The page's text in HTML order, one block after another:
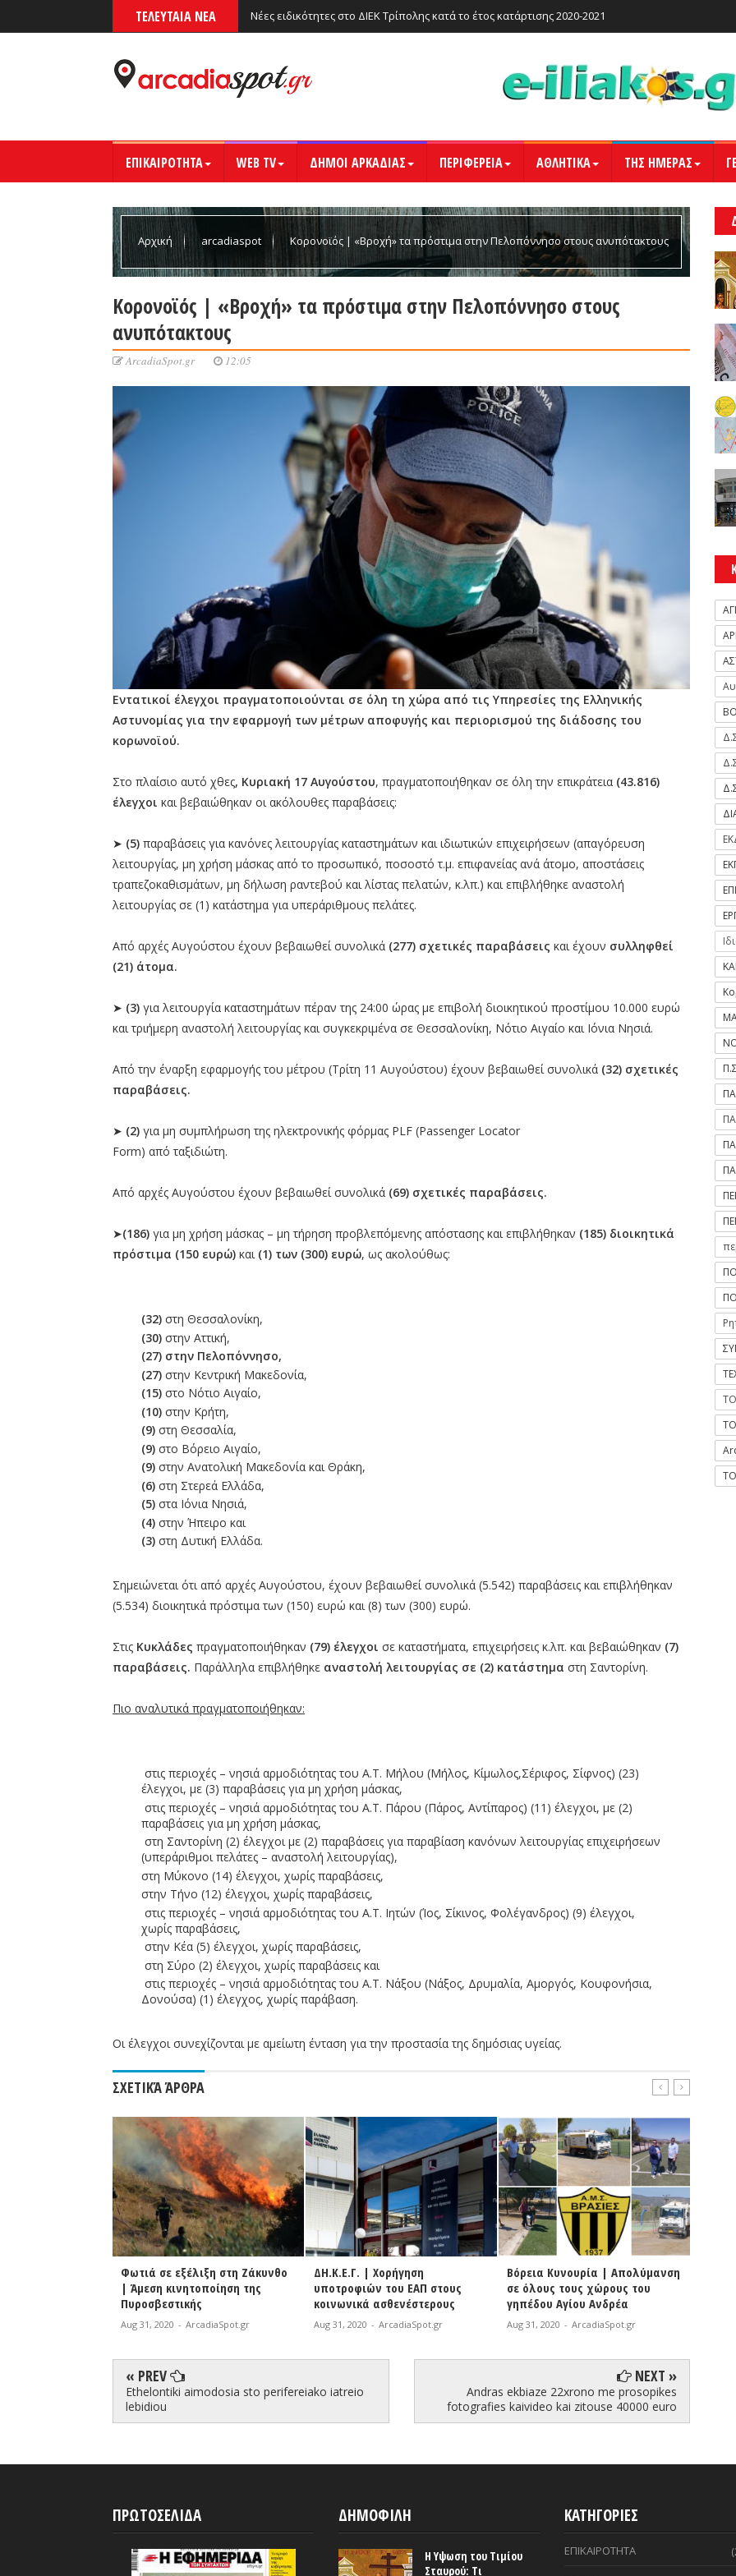
ΤΕΛΕΥΤΑΙΑ ΝΕΑ Νέες ειδικότητες στο ΔΙΕΚ Τρίπολης κατά το έτος κατάρτισης 2020-2021
ΕΠΙΚΑΙΡΟΤΗΤΑ WEB TV ΔΗΜΟΙ ΑΡΚΑΔΙΑΣ ΠΕΡΙΦΕΡΕΙΑ ΑΘΛΗΤΙΚΑ ΤΗΣ ΗΜΕΡΑΣ
Αρχική arcadiaspot Κορονοϊός | «Βροχή» τα πρόστιμα στην Πελοπόννησο στους ανυπότακτους
Κορονοϊός | «Βροχή» τα πρόστιμα στην Πελοπόννησο στους
ανυπότακτους
ArcadiaSpot.gr 12:05
Εντατικοί έλεγχοι πραγματοποιούνται σε όλη τη χώρα από τις Υπηρεσίες της Ελληνικής
Αστυνομίας για την εφαρμογή των μέτρων αποφυγής και περιορισμού της διάδοσης του
κορωνοϊού.
Στο πλαίσιο αυτό χθες, Κυριακή 17 Αυγούστου, πραγματοποιήθηκαν σε όλη την επικράτεια (43.816)
έλεγχοι και βεβαιώθηκαν οι ακόλουθες παραβάσεις:
➤ (5) παραβάσεις για κανόνες λειτουργίας καταστημάτων και ιδιωτικών επιχειρήσεων (απαγόρευση
λειτουργίας, μη χρήση μάσκας από το προσωπικό, ποσοστό τ.μ. επιφανείας ανά άτομο, αποστάσεις
τραπεζοκαθισμάτων, μη δήλωση ραντεβού και λίστας πελατών, κ.λπ.) και επιβλήθηκε αναστολή
λειτουργίας σε (1) κατάστημα για υπεράριθμους πελάτες.
Από αρχές Αυγούστου έχουν βεβαιωθεί συνολικά (277) σχετικές παραβάσεις και έχουν συλληφθεί
(21) άτομα.
➤ (3) για λειτουργία καταστημάτων πέραν της 24:00 ώρας με επιβολή διοικητικού προστίμου 10.000 ευρώ
και τριήμερη αναστολή λειτουργίας και συγκεκριμένα σε Θεσσαλονίκη, Νότιο Αιγαίο και Ιόνια Νησιά.
Από την έναρξη εφαρμογής του μέτρου (Τρίτη 11 Αυγούστου) έχουν βεβαιωθεί συνολικά (32) σχετικές
παραβάσεις.
➤ (2) για μη συμπλήρωση της ηλεκτρονικής φόρμας PLF (Passenger Locator
Form) από ταξιδιώτη.
Από αρχές Αυγούστου έχουν βεβαιωθεί συνολικά (69) σχετικές παραβάσεις.
➤(186) για μη χρήση μάσκας – μη τήρηση προβλεπόμενης απόστασης και επιβλήθηκαν (185) διοικητικά
πρόστιμα (150 ευρώ) και(1) των (300) ευρώ, ως ακολούθως:
(32) στη Θεσσαλονίκη,
(30) στην Αττική,
(27) στην Πελοπόννησο,
(27) στην Κεντρική Μακεδονία,
(15) στο Νότιο Αιγαίο,
(10) στην Κρήτη,
(9) στη Θεσσαλία,
(9) στο Βόρειο Αιγαίο,
(9) στην Ανατολική Μακεδονία και Θράκη,
(6) στη Στερεά Ελλάδα,
(5) στα Ιόνια Νησιά,
(4) στην Ήπειρο και
(3) στη Δυτική Ελλάδα.
Σημειώνεται ότι από αρχές Αυγούστου, έχουν βεβαιωθεί συνολικά (5.542) παραβάσεις και επιβλήθηκαν
(5.534) διοικητικά πρόστιμα των (150) ευρώ και (8) των (300) ευρώ.
Στις Κυκλάδες πραγματοποιήθηκαν (79) έλεγχοι σε καταστήματα, επιχειρήσεις κ.λπ. και βεβαιώθηκαν (7)
παραβάσεις. Παράλληλα επιβλήθηκε αναστολή λειτουργίας σε (2) κατάστημα στη Σαντορίνη.
Πιο αναλυτικά πραγματοποιήθηκαν:
στις περιοχές – νησιά αρμοδιότητας του Α.Τ. Μήλου (Μήλος, Κίμωλος,Σέριφος, Σίφνος) (23)
έλεγχοι, με (3) παραβάσεις για μη χρήση μάσκας,
στις περιοχές – νησιά αρμοδιότητας του Α.Τ. Πάρου (Πάρος, Αντίπαρος) (11) έλεγχοι, με (2)
παραβάσεις για μη χρήση μάσκας,
στη Σαντορίνη (2) έλεγχοι με (2) παραβάσεις για παραβίαση κανόνων λειτουργίας επιχειρήσεων
(υπεράριθμοι πελάτες – αναστολή λειτουργίας),
στη Μύκονο (14) έλεγχοι, χωρίς παραβάσεις,
στην Τήνο (12) έλεγχοι, χωρίς παραβάσεις,
στις περιοχές – νησιά αρμοδιότητας του Α.Τ. Ιητών (Ίος, Σίκινος, Φολέγανδρος) (9) έλεγχοι,
χωρίς παραβάσεις,
στην Κέα (5) έλεγχοι, χωρίς παραβάσεις,
στη Σύρο (2) έλεγχοι, χωρίς παραβάσεις και
στις περιοχές – νησιά αρμοδιότητας του Α.Τ. Νάξου (Νάξος, Δρυμαλία, Αμοργός, Κουφονήσια,
Δονούσα) (1) έλεγχος, χωρίς παράβαση.
Οι έλεγχοι συνεχίζονται με αμείωτη ένταση για την προστασία της δημόσιας υγείας.
ΣΧΕΤΙΚΆ ΆΡΘΡΑ
ΔΗ.Κ.Ε.Γ. | Χορήγηση
υποτροφιών του ΕΑΠ στους
κοινωνικά ασθενέστερους
Aug 31, 2020 - ArcadiaSpot.gr
Βόρεια Κυνουρία | Απολύμανση
σε όλους τους χώρους του
γηπέδου Αγίου Ανδρέα
Aug 31, 2020 - ArcadiaSpot.gr
Έρχονται 550 προσλήψεις στα
ΚΤΕΛ
Aug 31, 2020 - ArcadiaSpot.gr
« PREV
Ethelontiki aimodosia sto perifereiako iatreio
lebidiou
NEXT »
Andras ekbiaze 22xrono me prosopikes
fotografies kaivideo kai zitouse 40000 euro
ΠΡΩΤΟΣΕΛΙΔΑ ΔΗΜΟΦΙΛΗ
Η Υψωση του Τιμίου
Σταυρού: Τι
ΚΑΤΗΓΟΡΙΕΣ
ΕΠΙΚΑΙΡΟΤΗΤΑ